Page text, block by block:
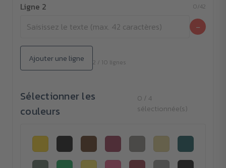
Ligne 2 0/42
−
Ajouter une ligne 2 / 10 lignes
Sélectionner les
couleurs
0 / 4
sélectionnée(s)